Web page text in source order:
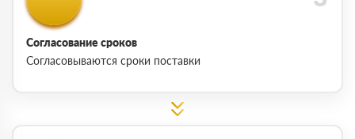
Согласование сроков
Согласовываются сроки поставки